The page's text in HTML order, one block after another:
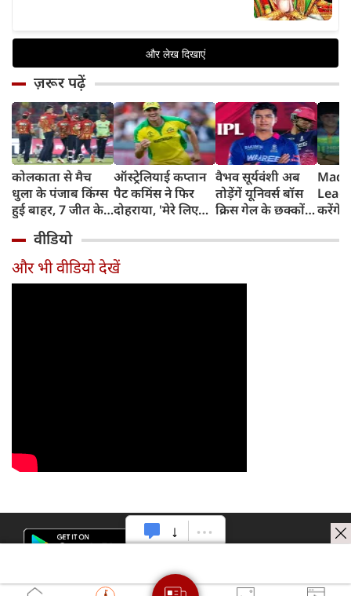
ज़रूर पढ़ें
कोलकाता से मैच
धुला के पंजाब किंग्स
हुई बाहर, 7 जीत के
ऑस्ट्रेलियाई कप्तान
पैट कमिंस ने फिर
दोहराया, 'मेरे लिए
वैभव सूर्यवंशी अब
तोड़ेंगें यूनिवर्स बॉस
क्रिस गेल के छक्कों
करेंगे
टीम में
वीडियो
और भी वीडियो देखें